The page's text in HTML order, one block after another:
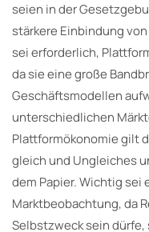
seien in der
stärkere Einbindung
sei erforderlich,
da sie eine große
Geschäftsmodellen
unterschiedlichen
Plattformökonomie gilt
gleich und Ungleiches
dem Papier. Wichtig
Marktbeobachtung, da
Selbstzweck sein